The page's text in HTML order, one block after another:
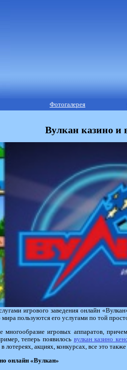
Фотогалерея
Вулкан казино и
игрового заведения онлайн
пользуются его услугами по той
многообразие игровых аппаратов,
теперь появилось вулкан казино
лотереях, акциях, конкурсах, все это
онлайн «Вулкан»